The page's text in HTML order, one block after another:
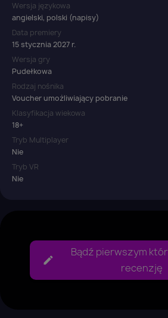
Wersja językowa
angielski, polski (napisy)
Data premiery
15 stycznia 2027 r.
Wersja gry
Pudełkowa
Rodzaj nośnika
Voucher umożliwiający pobranie
Klasyfikacja wiekowa
18+
Tryb Multiplayer
Nie
Tryb VR
Nie
Bądź pierwszym
recenzję